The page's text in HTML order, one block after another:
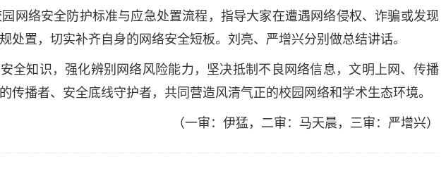
网络安全防护标准与应急处置流程，指导大家在遭遇网络侵权、诈骗或发现
处置，切实补齐自身的网络安全短板。刘亮、严增兴分别做总结讲话。
全知识，强化辨别网络风险能力，坚决抵制不良网络信息，文明上网、传播
传播者、安全底线守护者，共同营造风清气正的校园网络和学术生态环境。
（一审：伊猛，二审：马天晨，三审：严增兴）